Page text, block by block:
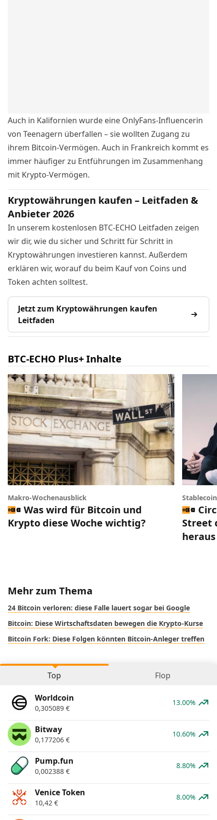
Auch in Kalifornien wurde eine OnlyFans-Influencerin
von Teenagern überfallen – sie wollten Zugang zu
ihrem Bitcoin-Vermögen. Auch in Frankreich kommt es
immer häufiger zu Entführungen im Zusammenhang
mit Krypto-Vermögen.
Kryptowährungen kaufen – Leitfaden &
Anbieter 2026
In unserem kostenlosen BTC-ECHO Leitfaden zeigen
wir dir, wie du sicher und Schritt für Schritt in
Kryptowährungen investieren kannst. Außerdem
erklären wir, worauf du beim Kauf von Coins und
Token achten solltest.
Jetzt zum Kryptowährungen kaufen
Leitfaden
BTC-ECHO Plus+ Inhalte
Makro-Wochenausblick
Was wird für Bitcoin und
Krypto diese Woche wichtig?
Street
heraus
Mehr zum Thema
24 Bitcoin verloren: diese Falle lauert sogar bei Google
Bitcoin: Diese Wirtschaftsdaten bewegen die Krypto-Kurse
Bitcoin Fork: Diese Folgen könnten Bitcoin-Anleger treffen
Top Flop
Worldcoin
0,305089 €
13.00%
Bitway
0,177206 €
10.60%
Pump.fun
0,002388 €
8.80%
Venice Token
10,42 €
8.00%